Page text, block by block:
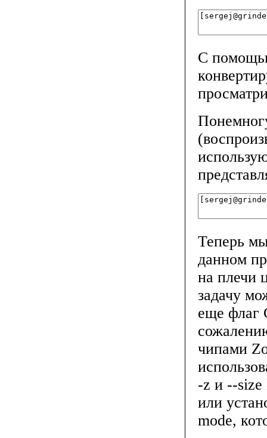
С
Теперь
данном
на плечи
задачу
еще флаг
чипами
-z и --size
или
mode,